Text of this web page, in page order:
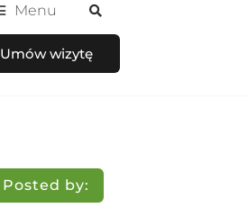
Menu
Umów wizytę
Posted by: